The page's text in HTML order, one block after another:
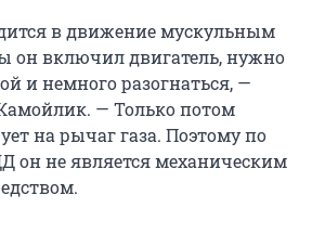
в движение мускульным
он включил двигатель, нужно
и немного разогнаться, —
— Только потом
на рычаг газа. Поэтому по
он не является механическим